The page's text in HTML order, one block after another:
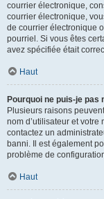
courrier électronique,
courrier électronique,
de courrier électronique
pourriel. Si vous êtes
avez spécifiée était
Haut
Pourquoi ne puis-je pas
Plusieurs raisons
nom d’utilisateur et votre
contactez un
banni. Il est également
problème de
Haut